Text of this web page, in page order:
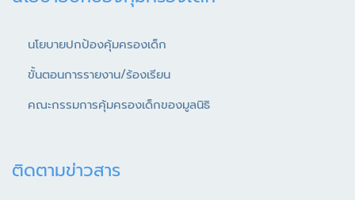
นโยบายปกป้องคุ้มครองเด็ก
ขั้นตอนการรายงาน/ร้องเรียน
คณะกรรมการคุ้มครองเด็กของมูลนิธิ
ติดตามข่าวสาร